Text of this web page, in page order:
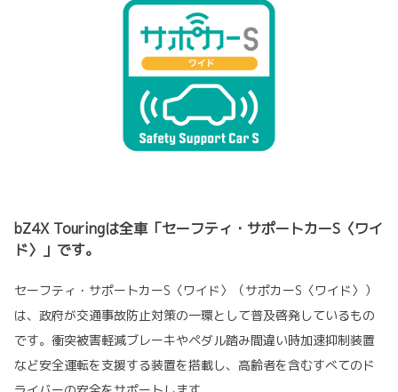
bZ4X Touringは全車「セーフティ・サポートカーS〈ワイ
ド〉」です。
セーフティ・サポートカーS〈ワイド〉（サポカーS〈ワイド〉）
は、政府が交通事故防止対策の一環として普及啓発しているもの
です。衝突被害軽減ブレーキやペダル踏み間違い時加速抑制装置
など安全運転を支援する装置を搭載し、高齢者を含むすべてのド